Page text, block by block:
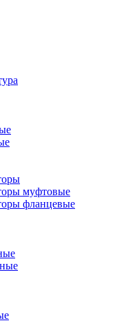
муфтовые
фланцевые